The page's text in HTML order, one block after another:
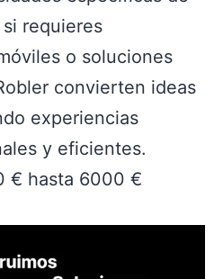
requieres
o soluciones
convierten ideas
experiencias
y eficientes.
€ hasta 6000 €